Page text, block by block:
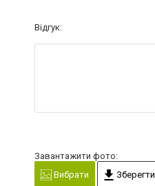
Відгук:
Завантажити фото:
Вибрати
Зберегти